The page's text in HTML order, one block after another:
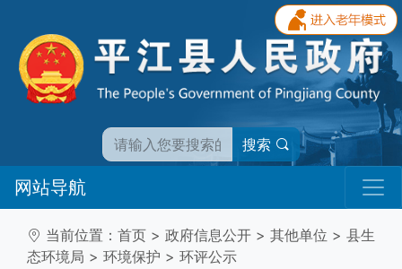
搜索
网站导航
当前位置： 首页 > 政府信息公开 > 其他单位 > 县生
态环境局 > 环境保护 > 环评公示